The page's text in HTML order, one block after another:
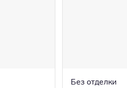
Без отделки